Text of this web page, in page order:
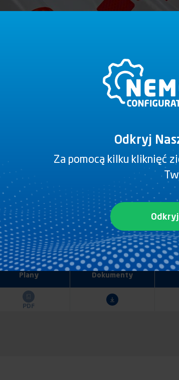
samoprzylepna ECE 104, czerwona dla
6 m i masie powyżej 3,5 t. 1 karton z 1 rolką
Plany Dokumenty
PDF
Odkryj
Za pomocą kilku kliknięć